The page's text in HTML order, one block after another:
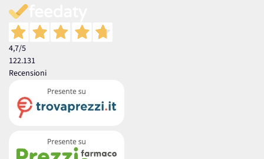
4,7/5
122.131
Recensioni